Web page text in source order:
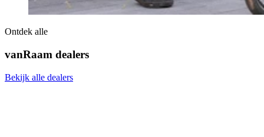
Ontdek alle
vanRaam dealers
Bekijk alle dealers